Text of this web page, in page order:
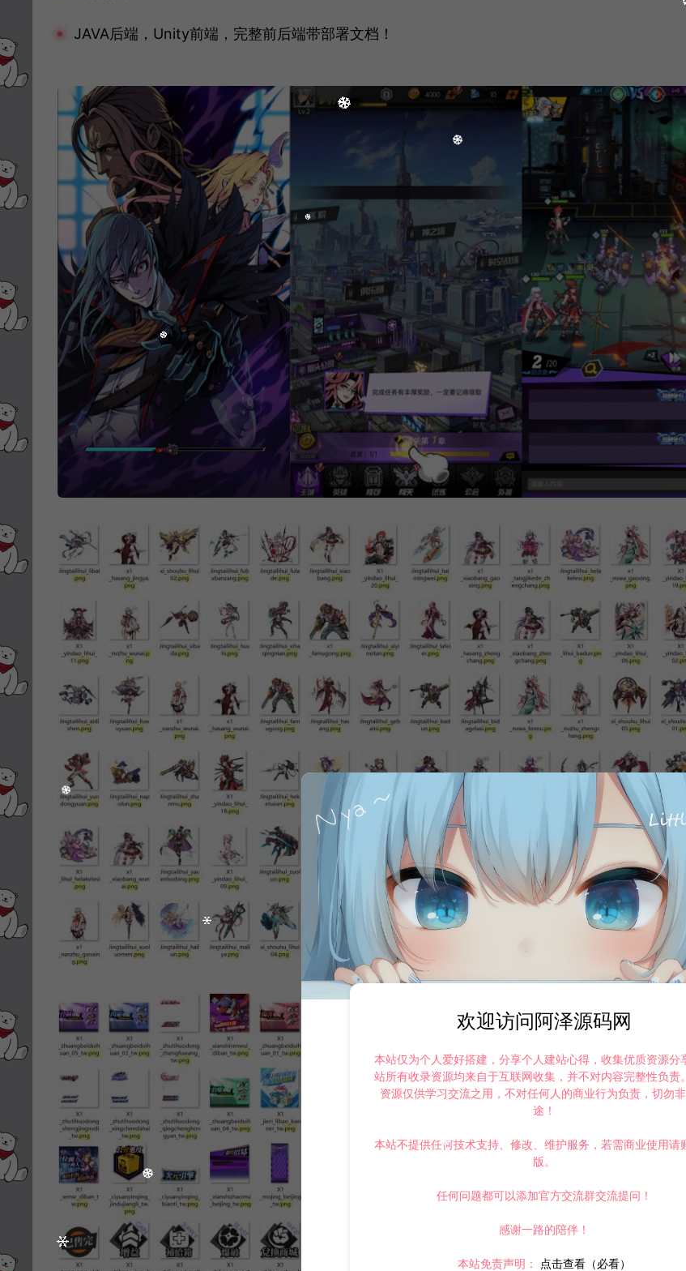
JAVA后端，Unity前端，完整前后端带部署文档！
欢迎访问阿泽源码网
本站仅为个人爱好搭建，分享个人建站心得，收集优质资源分
站所有收录资源均来自于互联网收集，并不对内容完整性负责
资源仅供学习交流之用，不对任何人的商业行为负责，切勿
途！
本站不提供任何技术支持、修改、维护服务，若需商业使用请
版。
任何问题都可以添加官方交流群交流提问！
感谢一路的陪伴！
本站免责声明： 点击查看（必看）